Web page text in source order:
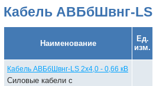
Кабель АВБбШвнг-LS
Наименование
Ед.
изм.
Кабель АВБбШвнг-LS 2х4,0 - 0,66 кВ
Силовые кабели с